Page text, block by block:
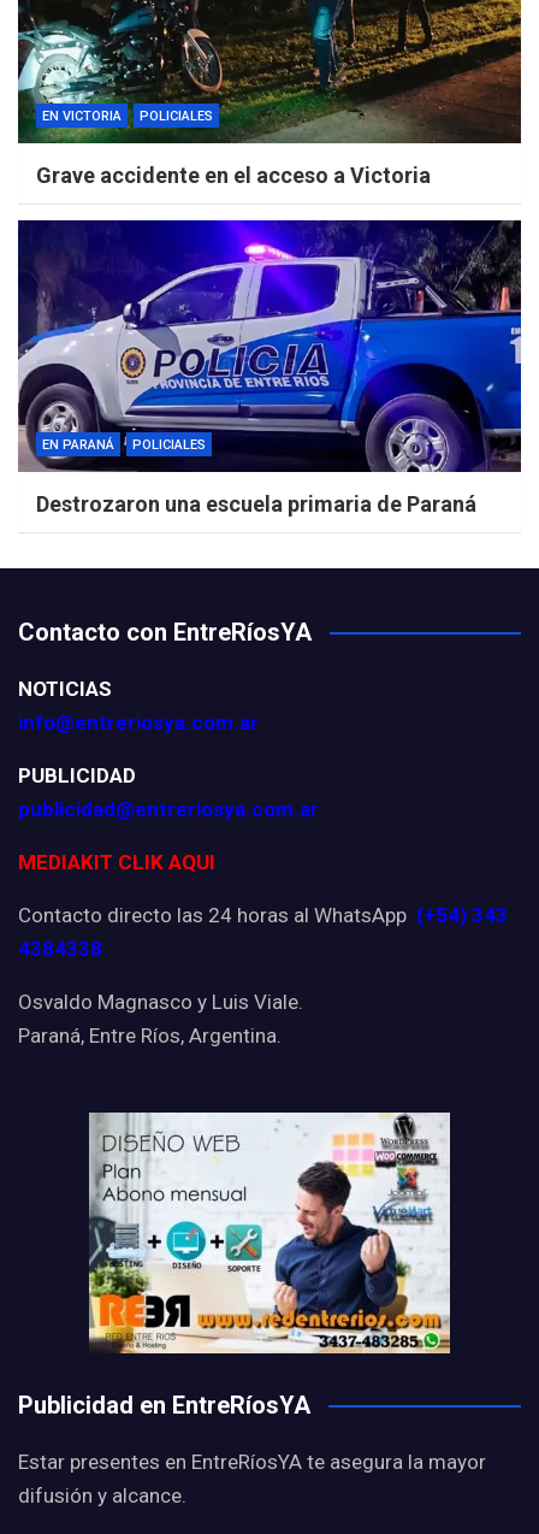
EN VICTORIA POLICIALES
Grave accidente en el acceso a Victoria
EN PARANÁ POLICIALES
Destrozaron una escuela primaria de Paraná
Contacto con EntreRíosYA
NOTICIAS
info@entreriosya.com.ar
PUBLICIDAD
publicidad@entreriosya.com.ar
MEDIAKIT CLIK AQUI
Contacto directo las 24 horas al WhatsApp (+54) 343
4384338
Osvaldo Magnasco y Luis Viale.
Paraná, Entre Ríos, Argentina.
Publicidad en EntreRíosYA
Estar presentes en EntreRíosYA te asegura la mayor
difusión y alcance.